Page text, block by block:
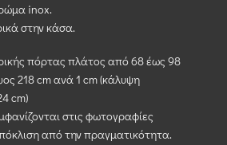
inox.
στην κάσα.
πόρτας πλάτος από 68 έως 98
218 cm ανά 1 cm (κάλυψη
cm)
στις φωτογραφίες
από την πραγματικότητα.